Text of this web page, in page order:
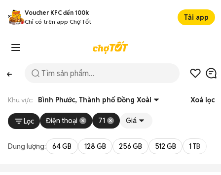
Voucher KFC đến 100k
Chỉ có trên app Chợ Tốt
Tải app
Khu vực: Bình Phước, Thành phố Đồng Xoài Xoá lọc
Lọc Điện thoại 71 Giá
Dung lượng: 64 GB 128 GB 256 GB 512 GB 1 TB